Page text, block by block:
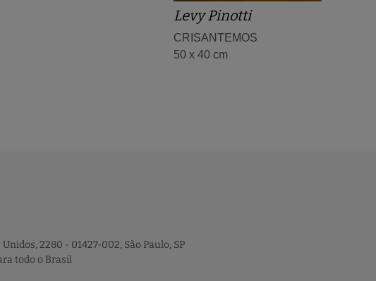
Levy Pinotti
CRISANTEMOS
50 x 40 cm
2280 - 01427-002, São Paulo, SP
todo o Brasil